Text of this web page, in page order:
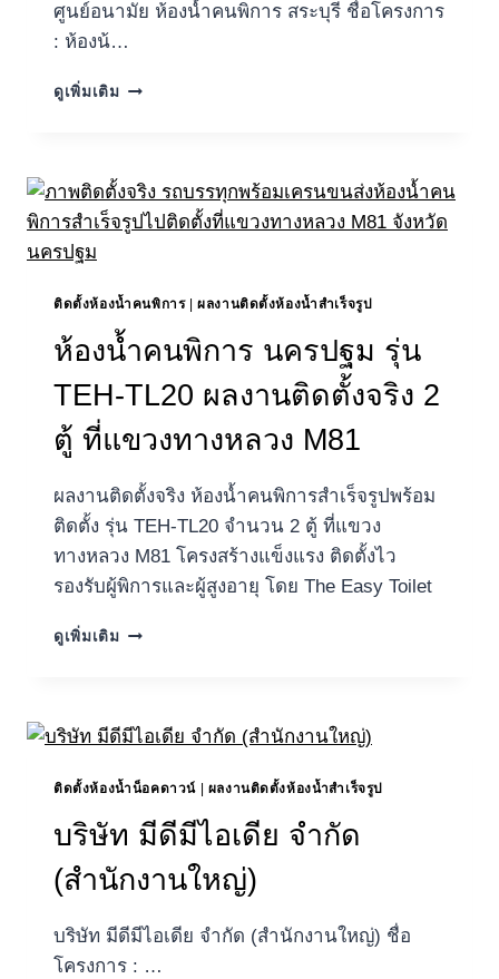
ศูนย์อนามัย ห้องน้ำคนพิการ สระบุรี ชื่อโครงการ
: ห้องน้…
ดูเพิ่มเติมห้องน้ำ
ผล
งาน
ติด
รุ่น
TL21
ศูนย์
ติดตั้งห้องน้ำคนพิการ|ผลงานติดตั้งห้องน้ำสำเร็จรูป
ห้องน้ำคนพิการ นครปฐม รุ่น
TEH-TL20 ผลงานติดตั้งจริง 2
ตู้ ที่แขวงทางหลวง M81
ผลงานติดตั้งจริง ห้องน้ำคนพิการสำเร็จรูปพร้อม
ติดตั้ง รุ่น TEH-TL20 จำนวน 2 ตู้ ที่แขวง
ทางหลวง M81 โครงสร้างแข็งแรง ติดตั้งไว
รองรับผู้พิการและผู้สูงอายุ โดย The Easy Toilet
ดูเพิ่มเติมห้องน้ำ
รุ่น
TEH-
ผล
งาน
ติด
จริง
ตู้
ที่
ติดตั้งห้องน้ำน็อคดาวน์| ผลงานติดตั้งห้องน้ำสำเร็จรูป
บริษัท มีดีมีไอเดีย จำกัด
(สำนักงานใหญ่)
บริษัท มีดีมีไอเดีย จำกัด (สำนักงานใหญ่) ชื่อ
โครงการ : …